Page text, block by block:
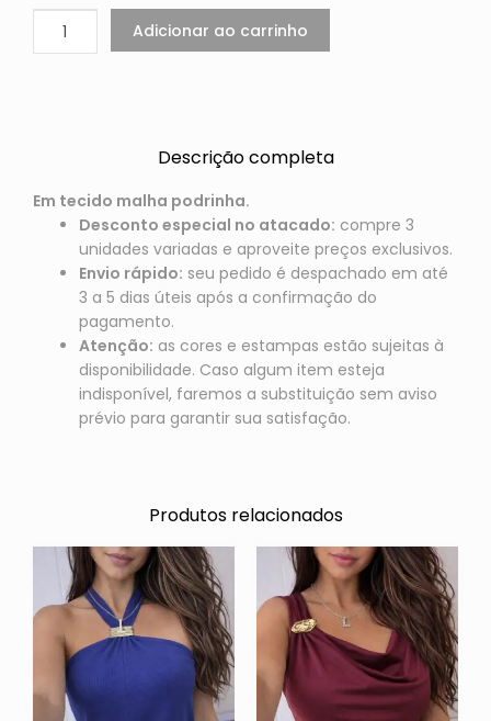
Adicionar ao carrinho
Descrição completa
Em tecido malha podrinha.
Desconto especial no atacado: compre 3
unidades variadas e aproveite preços exclusivos.
Envio rápido: seu pedido é despachado em até
3 a 5 dias úteis após a confirmação do
pagamento.
Atenção: as cores e estampas estão sujeitas à
disponibilidade. Caso algum item esteja
indisponível, faremos a substituição sem aviso
prévio para garantir sua satisfação.
Produtos relacionados